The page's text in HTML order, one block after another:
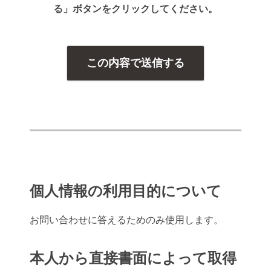
る」ボタンをクリックしてください。
個人情報の利用目的について
お問い合わせに答えるためのみ使用します。
本人から直接書面によって取得